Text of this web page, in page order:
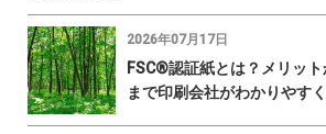
2026年07月17日
FSC®認証紙とは？メリッ
まで印刷会社がわかりやす